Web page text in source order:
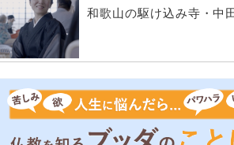
和歌山の駆け込み寺・中